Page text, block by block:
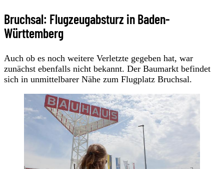
Bruchsal: Flugzeugabsturz in Baden-
Württemberg
Auch ob es noch weitere Verletzte gegeben hat, war
zunächst ebenfalls nicht bekannt. Der Baumarkt befindet
sich in unmittelbarer Nähe zum Flugplatz Bruchsal.